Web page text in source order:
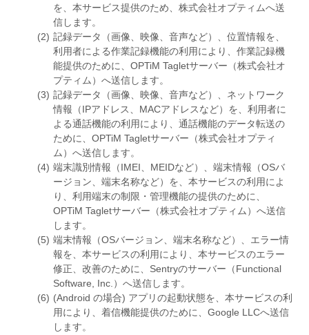
を、本サービス提供のため、株式会社オプティムへ送
信します。
記録データ（画像、映像、音声など）、位置情報を、
利用者による作業記録機能の利用により、作業記録機
能提供のために、OPTiM Tagletサーバー（株式会社オ
プティム）へ送信します。
記録データ（画像、映像、音声など）、ネットワーク
情報（IPアドレス、MACアドレスなど）を、利用者に
よる通話機能の利用により、通話機能のデータ転送の
ために、OPTiM Tagletサーバー（株式会社オプティ
ム）へ送信します。
端末識別情報（IMEI、MEIDなど）、端末情報（OSバ
ージョン、端末名称など）を、本サービスの利用によ
り、利用端末の制限・管理機能の提供のために、
OPTiM Tagletサーバー（株式会社オプティム）へ送信
します。
端末情報（OSバージョン、端末名称など）、エラー情
報を、本サービスの利用により、本サービスのエラー
修正、改善のために、Sentryのサーバー（Functional
Software, Inc.）へ送信します。
(Android の場合) アプリの起動状態を、本サービスの利
用により、着信機能提供のために、Google LLCへ送信
します。